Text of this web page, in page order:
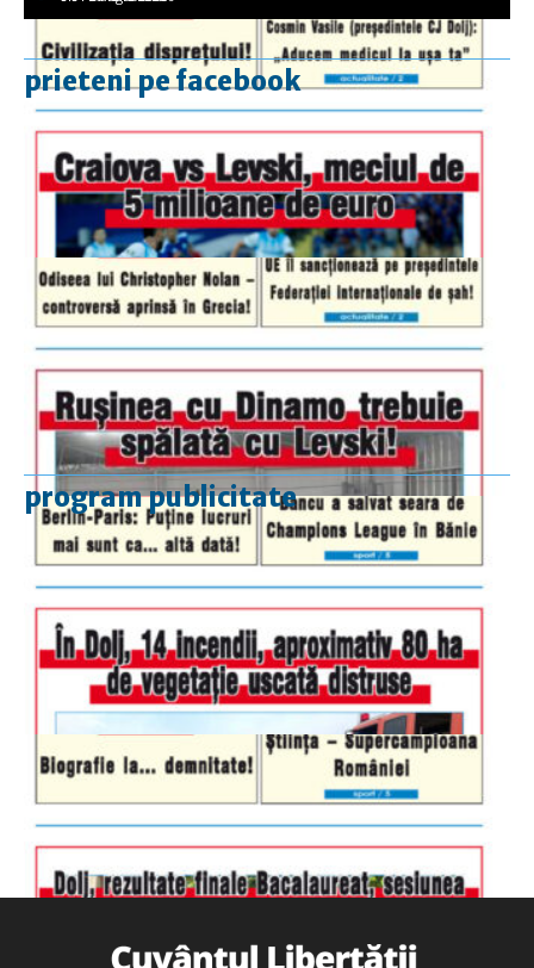
prieteni pe facebook
program publicitate
luni-vineri
9.00 - 17.00
duminică
9.00 - 12.00